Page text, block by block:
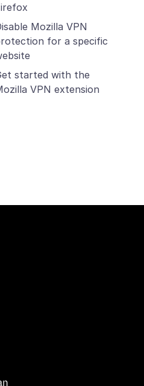
Mozilla VPN
for a specific
started with the
VPN extension